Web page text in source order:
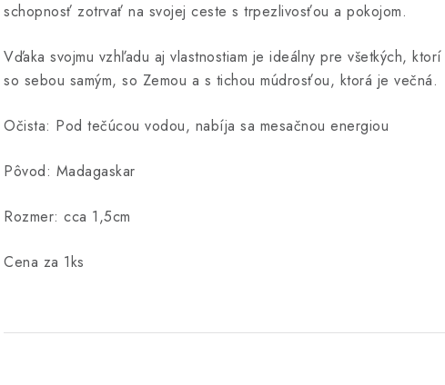
schopnosť zotrvať na svojej ceste s trpezlivosťou a pokojom.
Vďaka svojmu vzhľadu aj vlastnostiam je ideálny pre všetkých,
so sebou samým, so Zemou a s tichou múdrosťou, ktorá je večná.
Očista: Pod tečúcou vodou, nabíja sa mesačnou energiou
Pôvod: Madagaskar
Rozmer: cca 1,5cm
Cena za 1ks